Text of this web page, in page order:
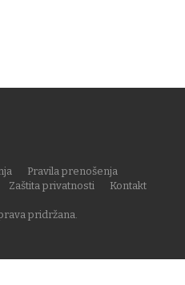
pridržana.
Pravila prenošenja
Zaštita privatnosti
Kontakt